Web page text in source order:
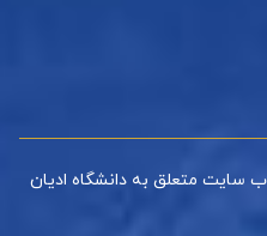
سایت متعلق به دانشگاه ادیان